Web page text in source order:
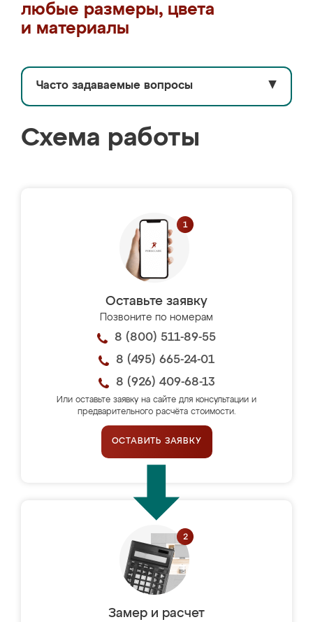
любые размеры, цвета
и материалы
Часто задаваемые вопросы ▼
Схема работы
Оставьте заявку
Позвоните по номерам
8 (800) 511-89-55
8 (495) 665-24-01
8 (926) 409-68-13
Или оставьте заявку на сайте для консультации и
предварительного расчёта стоимости.
ОСТАВИТЬ ЗАЯВКУ
Замер и расчет